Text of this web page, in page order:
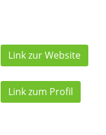
Link zur Website
Link zum Profil